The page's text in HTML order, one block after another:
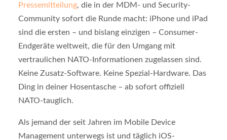
Pressemitteilung, die in der MDM- und Security-
Community sofort die Runde macht: iPhone und iPad
sind die ersten – und bislang einzigen – Consumer-
Endgeräte weltweit, die für den Umgang mit
vertraulichen NATO-Informationen zugelassen sind.
Keine Zusatz-Software. Keine Spezial-Hardware. Das
Ding in deiner Hosentasche – ab sofort offiziell
NATO-tauglich.
Als jemand der seit Jahren im Mobile Device
Management unterwegs ist und täglich iOS-